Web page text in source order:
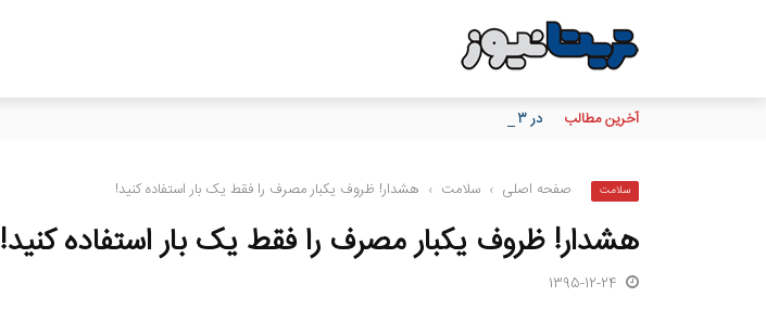
آخرین مطالب در ۳ ماهه نخست سال؛ بانک مهر ایران بیش از ۷۰ میلیارد تومان به برنامه‌های مسئولیت اجتماعی اختصاص داد
سلامت صفحه اصلی › سلامت › هشدار! ظروف یکبار مصرف را فقط یک بار استفاده کنید!
هشدار! ظروف یکبار مصرف را فقط یک بار استفاده کنید!
1395-12-24